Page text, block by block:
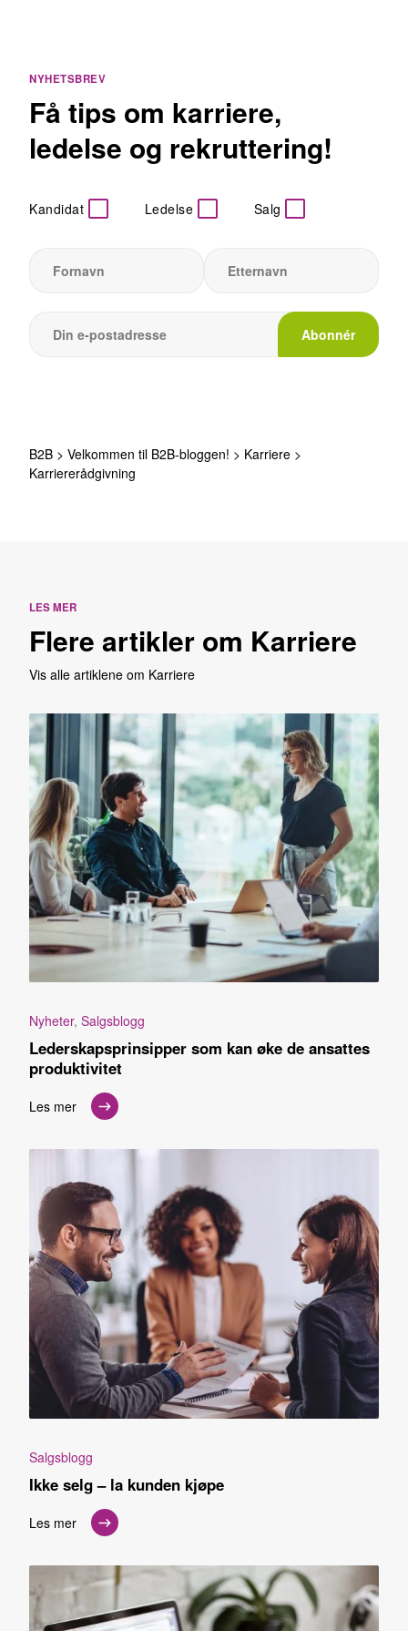
NYHETSBREV
Få tips om karriere,
ledelse og rekruttering!
Kandidat Ledelse Salg
B2B > Velkommen til B2B-bloggen! > Karriere >
Karriererådgivning
LES MER
Flere artikler om Karriere
Vis alle artiklene om Karriere
Nyheter, Salgsblogg
Lederskapsprinsipper som kan øke de ansattes
produktivitet
Les mer
Salgsblogg
Ikke selg – la kunden kjøpe
Les mer